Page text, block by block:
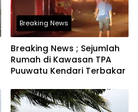
Breaking News
Breaking News ; Sejumlah
Rumah di Kawasan TPA
Puuwatu Kendari Terbakar